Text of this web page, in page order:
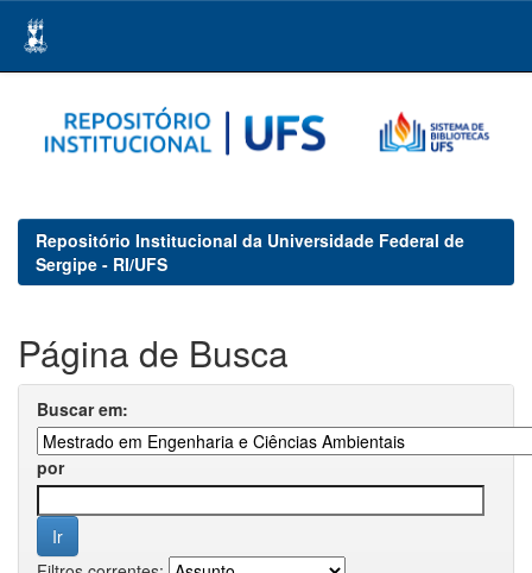
navigation
Repositório Institucional da Universidade Federal de
Sergipe - RI/UFS
Página de Busca
Buscar em:
por